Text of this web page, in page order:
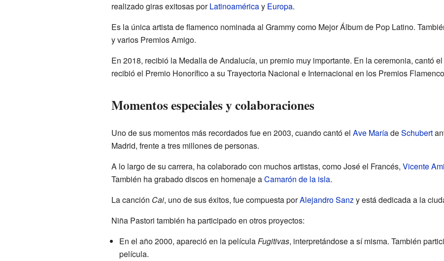
realizado giras exitosas porLatinoaméricay Europa.
Es la única artista de flamenco nominada al Grammy como Mejor Álbum de Pop Latino.
y varios Premios Amigo.
En 2018, recibió la Medalla de Andalucía, un premio muy importante. En la ceremonia, cantó
recibió el Premio Honorífico a su Trayectoria Nacional e Internacional en los Premios
Momentos especiales y colaboraciones
Uno de sus momentos más recordados fue en 2003, cuando cantó el Ave MaríadeSchubert
Madrid, frente a tres millones de personas.
A lo largo de su carrera, ha colaborado con muchos artistas, como José el Francés, Vicente
También ha grabado discos en homenaje aCamarón de la isla.
La canción Cai, uno de sus éxitos, fue compuesta porAlejandro Sanzy está dedicada a la
Niña Pastori también ha participado en otros proyectos:
En el año 2000, apareció en la películaFugitivas, interpretándose a sí misma. También
película.